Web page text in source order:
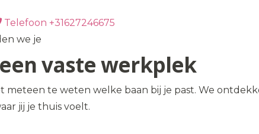
Telefoon +31627246675
we je
vaste werkplek
meteen te weten welke baan bij je past. We
jij je thuis voelt.